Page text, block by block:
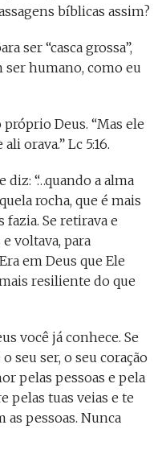
bíblicas assim?
ser “casca grossa”,
humano, como eu
próprio Deus. “Mas ele
orava.” Lc 5:16.
diz: “…quando a alma
rocha, que é mais
fazia. Se retirava e
voltava, para
em Deus que Ele
resiliente do que
você já conhece. Se
seu ser, o seu coração
pelas pessoas e pela
pelas tuas veias e te
as pessoas. Nunca